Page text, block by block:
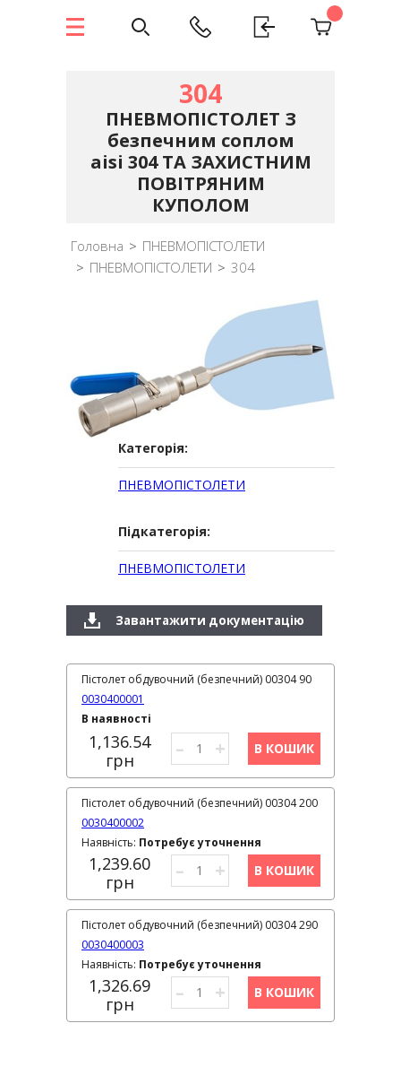
304
ПНЕВМОПІСТОЛЕТ З
безпечним соплом
aisi 304 ТА ЗАХИСТНИМ
ПОВІТРЯНИМ
КУПОЛОМ
Головна > ПНЕВМОПІСТОЛЕТИ
> ПНЕВМОПІСТОЛЕТИ > 304
Категорія:
ПНЕВМОПІСТОЛЕТИ
Підкатегорія:
ПНЕВМОПІСТОЛЕТИ
Завантажити документацію
0030400001
Пістолет обдувочний (безпечний) 00304 90
1,136.54
грн
В наявності
– + В КОШИК
0030400002
Пістолет обдувочний (безпечний) 00304 200
1,239.60
грн
Наявність: Потребує уточнення
– + В КОШИК
0030400003
Пістолет обдувочний (безпечний) 00304 290
1,326.69
грн
Наявність: Потребує уточнення
– + В КОШИК